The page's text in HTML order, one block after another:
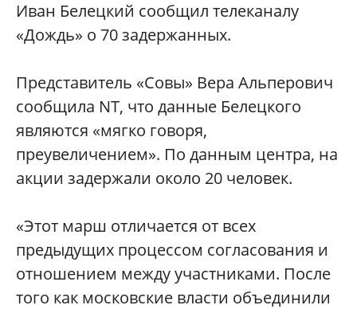
Иван Белецкий сообщил телеканалу
«Дождь» о 70 задержанных.
Представитель «Совы» Вера Альперович
сообщила NT, что данные Белецкого
являются «мягко говоря,
преувеличением». По данным центра, на
акции задержали около 20 человек.
«Этот марш отличается от всех
предыдущих процессом согласования и
отношением между участниками. После
того как московские власти объединили